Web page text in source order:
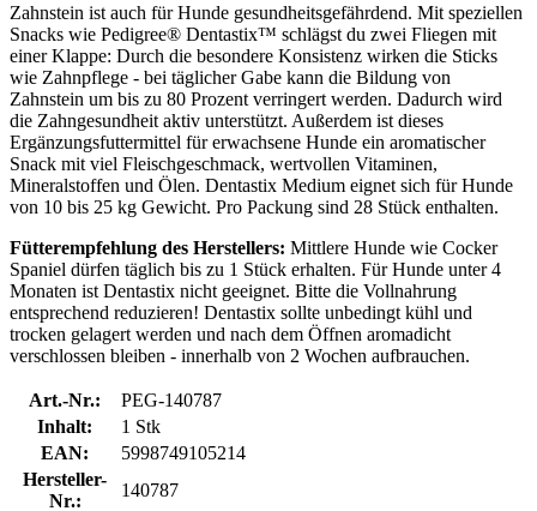
Zahnstein ist auch für Hunde gesundheitsgefährdend. Mit speziellen
Snacks wie Pedigree® Dentastix™ schlägst du zwei Fliegen mit
einer Klappe: Durch die besondere Konsistenz wirken die Sticks
wie Zahnpflege - bei täglicher Gabe kann die Bildung von
Zahnstein um bis zu 80 Prozent verringert werden. Dadurch wird
die Zahngesundheit aktiv unterstützt. Außerdem ist dieses
Ergänzungsfuttermittel für erwachsene Hunde ein aromatischer
Snack mit viel Fleischgeschmack, wertvollen Vitaminen,
Mineralstoffen und Ölen. Dentastix Medium eignet sich für Hunde
von 10 bis 25 kg Gewicht. Pro Packung sind 28 Stück enthalten.
Fütterempfehlung des Herstellers: Mittlere Hunde wie Cocker
Spaniel dürfen täglich bis zu 1 Stück erhalten. Für Hunde unter 4
Monaten ist Dentastix nicht geeignet. Bitte die Vollnahrung
entsprechend reduzieren! Dentastix sollte unbedingt kühl und
trocken gelagert werden und nach dem Öffnen aromadicht
verschlossen bleiben - innerhalb von 2 Wochen aufbrauchen.
Art.-Nr.:
PEG-140787
Inhalt:
1 Stk
EAN:
5998749105214
Hersteller-
Nr.:
140787